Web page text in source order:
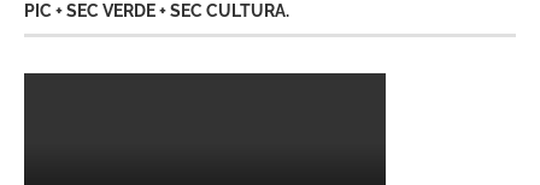
PIC + SEC VERDE + SEC CULTURA.